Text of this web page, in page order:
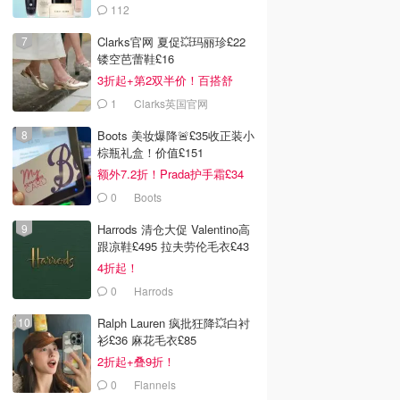
112
Clarks官网 夏促💥玛丽珍£22
镂空芭蕾鞋£16
3折起+第2双半价！百搭舒
服！1 Clarks英国官网
Boots 美妆爆降🚨£35收正装小
棕瓶礼盒！价值£151
额外7.2折！Prada护手霜£34
0 Boots
Harrods 清仓大促 Valentino高
跟凉鞋£495 拉夫劳伦毛衣£43
4折起！
0 Harrods
Ralph Lauren 疯批狂降💥白衬
衫£36 麻花毛衣£85
2折起+叠9折！
0 Flannels